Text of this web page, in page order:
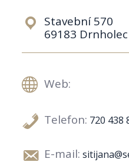
Stavební 570
69183 Drnholec
Web:
Telefon: 720 438
E-mail: